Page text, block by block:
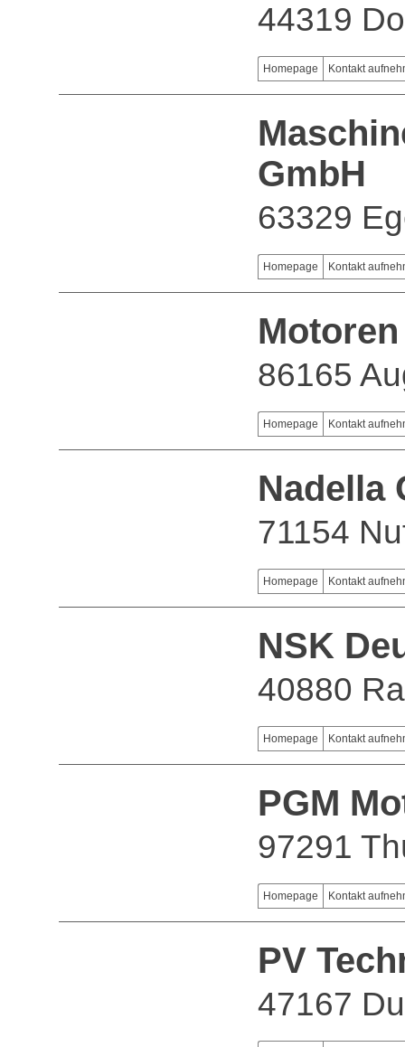
44319
Homepage Kontakt
GmbH
63329
Homepage Kontakt
86165
Homepage Kontakt
Nadella
71154
Homepage Kontakt
NSK
40880
Homepage Kontakt
PGM
97291
Homepage Kontakt
PV
47167